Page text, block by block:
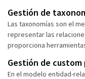
Gestión de
Las taxonomías son el
representar las
proporciona
Gestión de
En el modelo entidad-